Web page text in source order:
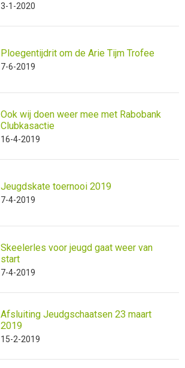
3-1-2020
Ploegentijdrit om de Arie Tijm Trofee
7-6-2019
Ook wij doen weer mee met Rabobank
Clubkasactie
16-4-2019
Jeugdskate toernooi 2019
7-4-2019
Skeelerles voor jeugd gaat weer van
start
7-4-2019
Afsluiting Jeudgschaatsen 23 maart
2019
15-2-2019